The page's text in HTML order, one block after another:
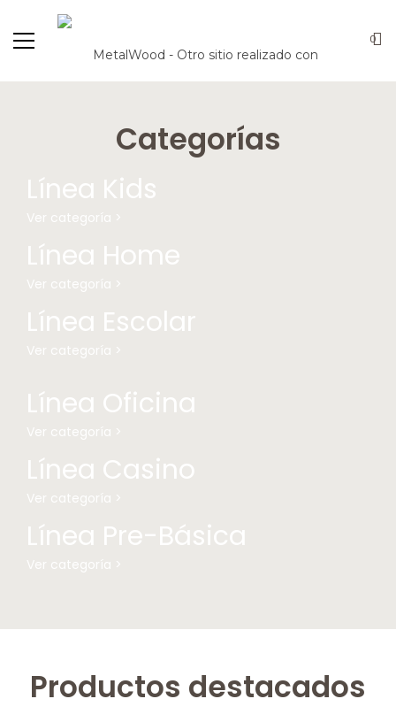
0
Categorías
Línea Kids
Ver categoría >
Línea Home
Ver categoría >
Línea Escolar
Ver categoría >
Línea Oficina
Ver categoría >
Línea Casino
Ver categoría >
Línea Pre-Básica
Ver categoría >
Productos destacados